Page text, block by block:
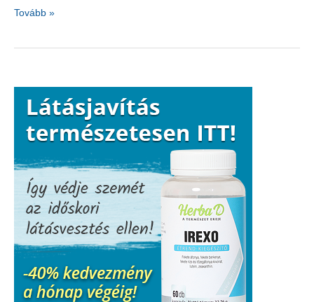
Potencianövelő
Tovább »